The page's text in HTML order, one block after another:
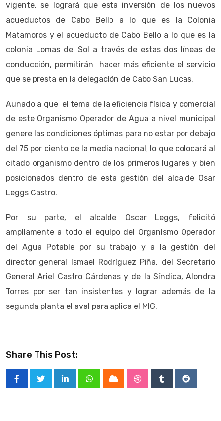
vigente, se logrará que esta inversión de los nuevos
acueductos de Cabo Bello a lo que es la Colonia
Matamoros y el acueducto de Cabo Bello a lo que es la
colonia Lomas del Sol a través de estas dos líneas de
conducción, permitirán hacer más eficiente el servicio
que se presta en la delegación de Cabo San Lucas.
Aunado a que el tema de la eficiencia física y comercial
de este Organismo Operador de Agua a nivel municipal
genere las condiciones óptimas para no estar por debajo
del 75 por ciento de la media nacional, lo que colocará al
citado organismo dentro de los primeros lugares y bien
posicionados dentro de esta gestión del alcalde Osar
Leggs Castro.
Por su parte, el alcalde Oscar Leggs, felicitó
ampliamente a todo el equipo del Organismo Operador
del Agua Potable por su trabajo y a la gestión del
director general Ismael Rodríguez Piña, del Secretario
General Ariel Castro Cárdenas y de la Síndica, Alondra
Torres por ser tan insistentes y lograr además de la
segunda planta el aval para aplica el MIG.
Share This Post:
LinkedInWhatsappCloud StumbleUpon
TumblrReddit